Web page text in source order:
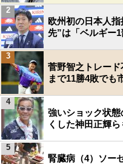
欧州初の日本人
先”は「ベルギー
2
菅野智之トレー
まで11勝4敗でも
3
強いショック状
くした神田正輝
4
腎臓病（4）ソー
5